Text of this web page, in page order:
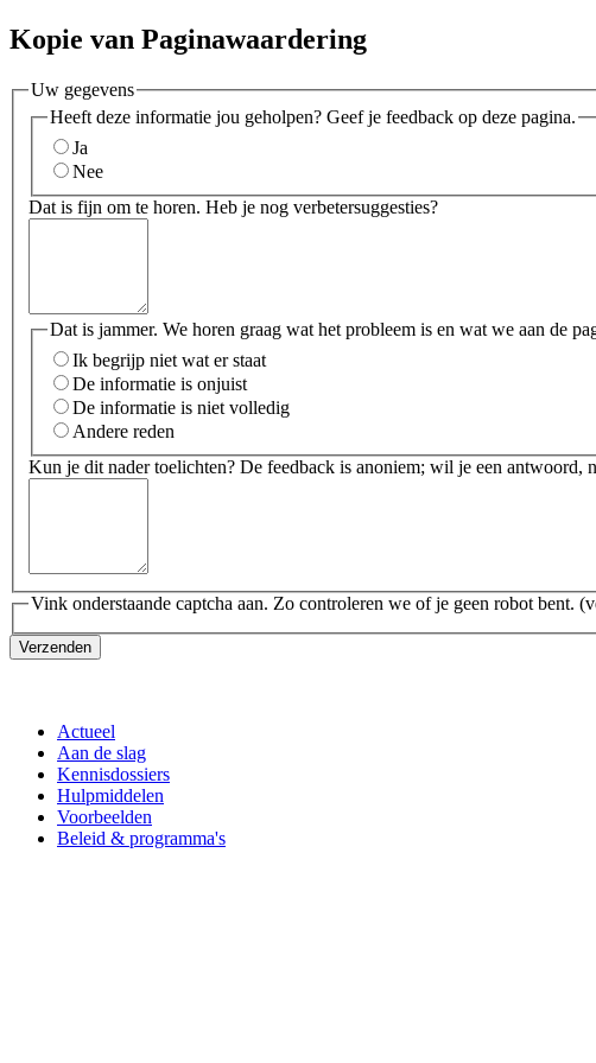
Kopie van Paginawaardering
Uw gegevens
Heeft deze informatie jou geholpen? Geef je feedback op deze pagina.
Ja
Nee
Dat is fijn om te horen. Heb je nog verbetersuggesties?
Dat is jammer. We horen graag wat het probleem is en wat we aan de
Ik begrijp niet wat er staat
De informatie is onjuist
De informatie is niet volledig
Andere reden
Kun je dit nader toelichten? De feedback is anoniem; wil je een antwoord,
Vink onderstaande captcha aan. Zo controleren we of je geen robot bent.
Verzenden
Actueel
Aan de slag
Kennisdossiers
Hulpmiddelen
Voorbeelden
Beleid & programma's